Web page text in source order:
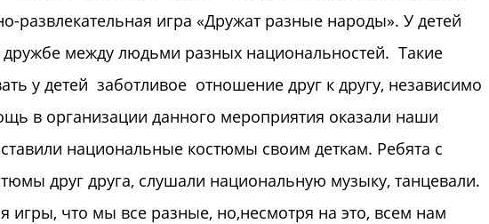
развлекательная игра «Дружат разные народы». У детей
между людьми разных национальностей. Такие
у детей заботливое отношение друг к другу, независимо
в организации данного мероприятия оказали наши
национальные костюмы своим деткам. Ребята с
друг друга, слушали национальную музыку, танцевали.
игры, что мы все разные, но,несмотря на это, всем нам